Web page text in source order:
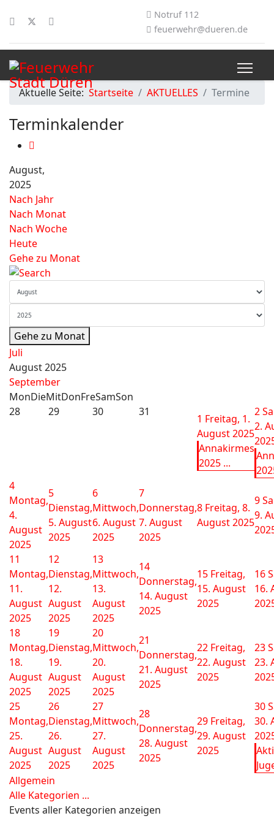
Notruf 112
feuerwehr@dueren.de
Aktuelle Seite: Startseite AKTUELLES Termine
Terminkalender
August,
2025
Nach Jahr
Nach Monat
Nach Woche
Heute
Gehe zu Monat
Gehe zu Monat
Juli
August 2025
September
MonDieMitDonFreSamSon
28
29 30 31
1 Freitag, 1.
August 2025
Annakirmes
2025 ...
2
2.
4
Montag,
4.
August
2025
5
Dienstag,
5. August
2025
6
Mittwoch,
6. August
2025
7
Donnerstag,
7. August
2025
8 Freitag, 8.
August 2025
9
9.
11
Montag,
11.
August
2025
12
Dienstag,
12.
August
2025
13
Mittwoch,
13.
August
2025
14
Donnerstag,
14. August
2025
15 Freitag,
15. August
2025
16
16.
18
Montag,
18.
August
2025
19
Dienstag,
19.
August
2025
20
Mittwoch,
20.
August
2025
21
Donnerstag,
21. August
2025
22 Freitag,
22. August
2025
23
23.
25
Montag,
25.
August
2025
26
Dienstag,
26.
August
2025
27
Mittwoch,
27.
August
2025
28
Donnerstag,
28. August
2025
29 Freitag,
29. August
2025
30
30.
Allgemein
Alle Kategorien ...
Events aller Kategorien anzeigen